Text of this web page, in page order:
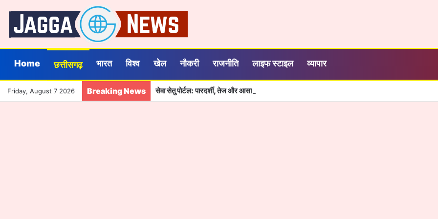
Home छत्तीसगढ़ भारत विश्व खेल नौकरी राजनीति लाइफ स्टाइल व्यापार
Friday, August 7 2026 Breaking News सेवा सेतु पोर्टल: पारदर्शी, तेज और आसान हुई सरकारी सेवाओं की व्यवस्था